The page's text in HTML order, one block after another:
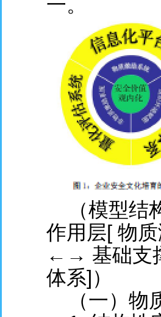
一。
（模型结
作用层[ 物
←→ 基础支
体系]）
（一）物